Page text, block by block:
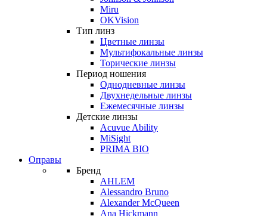
Miru
OKVision
Тип линз
Цветные линзы
Мультифокальные линзы
Торические линзы
Период ношения
Однодневные линзы
Двухнедельные линзы
Ежемесячные линзы
Детские линзы
Acuvue Ability
MiSight
PRIMA BIO
Оправы
Бренд
AHLEM
Alessandro Bruno
Alexander McQueen
Ana Hickmann